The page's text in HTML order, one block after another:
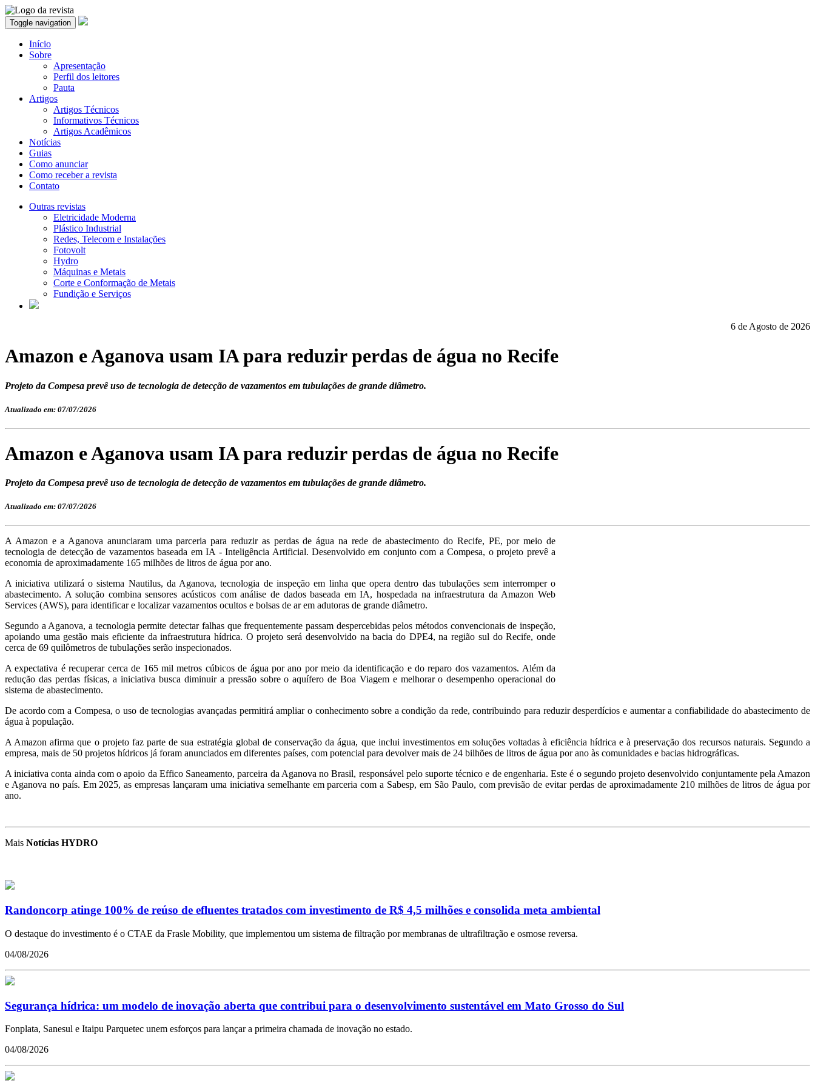
Toggle navigation
Início
Sobre
Apresentação
Perfil dos leitores
Pauta
Artigos
Artigos Técnicos
Informativos Técnicos
Artigos Acadêmicos
Notícias
Guias
Como anunciar
Como receber a revista
Contato
Outras revistas
Eletricidade Moderna
Plástico Industrial
Redes, Telecom e Instalações
Fotovolt
Hydro
Máquinas e Metais
Corte e Conformação de Metais
Fundição e Serviços
6 de Agosto de 2026
Amazon e Aganova usam IA para reduzir perdas de água no Recife
Projeto da Compesa prevê uso de tecnologia de detecção de vazamentos em tubulações de grande diâmetro.
Atualizado em: 07/07/2026
Amazon e Aganova usam IA para reduzir perdas de água no Recife
Projeto da Compesa prevê uso de tecnologia de detecção de vazamentos em tubulações de grande diâmetro.
Atualizado em: 07/07/2026
A Amazon e a Aganova anunciaram uma parceria para reduzir as perdas de água na rede de abastecimento do Recife, PE, por meio de
tecnologia de detecção de vazamentos baseada em IA - Inteligência Artificial. Desenvolvido em conjunto com a Compesa, o projeto prevê a
economia de aproximadamente 165 milhões de litros de água por ano.
A iniciativa utilizará o sistema Nautilus, da Aganova, tecnologia de inspeção em linha que opera dentro das tubulações sem interromper o
abastecimento. A solução combina sensores acústicos com análise de dados baseada em IA, hospedada na infraestrutura da Amazon Web
Services (AWS), para identificar e localizar vazamentos ocultos e bolsas de ar em adutoras de grande diâmetro.
Segundo a Aganova, a tecnologia permite detectar falhas que frequentemente passam despercebidas pelos métodos convencionais de inspeção,
apoiando uma gestão mais eficiente da infraestrutura hídrica. O projeto será desenvolvido na bacia do DPE4, na região sul do Recife, onde
cerca de 69 quilômetros de tubulações serão inspecionados.
A expectativa é recuperar cerca de 165 mil metros cúbicos de água por ano por meio da identificação e do reparo dos vazamentos. Além da
redução das perdas físicas, a iniciativa busca diminuir a pressão sobre o aquífero de Boa Viagem e melhorar o desempenho operacional do
sistema de abastecimento.
De acordo com a Compesa, o uso de tecnologias avançadas permitirá ampliar o conhecimento sobre a condição da rede, contribuindo para reduzir desperdícios e aumentar a confiabilidade do abastecimento de
água à população.
A Amazon afirma que o projeto faz parte de sua estratégia global de conservação da água, que inclui investimentos em soluções voltadas à eficiência hídrica e à preservação dos recursos naturais. Segundo a
empresa, mais de 50 projetos hídricos já foram anunciados em diferentes países, com potencial para devolver mais de 24 bilhões de litros de água por ano às comunidades e bacias hidrográficas.
A iniciativa conta ainda com o apoio da Effico Saneamento, parceira da Aganova no Brasil, responsável pelo suporte técnico e de engenharia. Este é o segundo projeto desenvolvido conjuntamente pela Amazon
e Aganova no país. Em 2025, as empresas lançaram uma iniciativa semelhante em parceria com a Sabesp, em São Paulo, com previsão de evitar perdas de aproximadamente 210 milhões de litros de água por
ano.
Mais Notícias HYDRO
Randoncorp atinge 100% de reúso de efluentes tratados com investimento de R$ 4,5 milhões e consolida meta ambiental
O destaque do investimento é o CTAE da Frasle Mobility, que implementou um sistema de filtração por membranas de ultrafiltração e osmose reversa.
04/08/2026
Segurança hídrica: um modelo de inovação aberta que contribui para o desenvolvimento sustentável em Mato Grosso do Sul
Fonplata, Sanesul e Itaipu Parquetec unem esforços para lançar a primeira chamada de inovação no estado.
04/08/2026